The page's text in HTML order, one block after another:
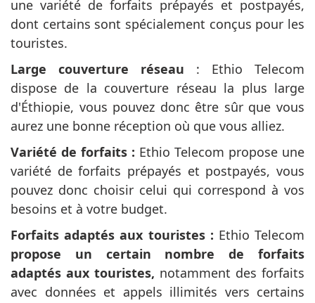
une variété de forfaits prépayés et postpayés,
dont certains sont spécialement conçus pour les
touristes.
Large couverture réseau : Ethio Telecom
dispose de la couverture réseau la plus large
d'Éthiopie, vous pouvez donc être sûr que vous
aurez une bonne réception où que vous alliez.
Variété de forfaits : Ethio Telecom propose une
variété de forfaits prépayés et postpayés, vous
pouvez donc choisir celui qui correspond à vos
besoins et à votre budget.
Forfaits adaptés aux touristes : Ethio Telecom
propose un certain nombre de forfaits
adaptés aux touristes, notamment des forfaits
avec données et appels illimités vers certains